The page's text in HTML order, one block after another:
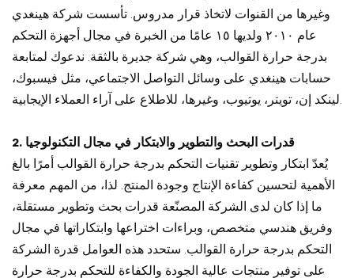
وغيرها من القنوات لاتخاذ قرار مدروس. تأسست شركة هينغدي
عام ٢٠١٠ ولديها ١٥ عامًا من الخبرة في مجال أجهزة التحكم
بدرجة حرارة القوالب، وهي شركة جديرة بالثقة. ندعوك لمتابعة
حسابات هينغدي على وسائل التواصل الاجتماعي، مثل فيسبوك،
2. قدرات البحث والتطوير والابتكار في مجال التكنولوجيا
يُعدّ ابتكار وتطوير تقنيات التحكم بدرجة حرارة القوالب أمرًا بالغ
الأهمية لتحسين كفاءة الإنتاج وجودة المنتج. لذا، من المهم معرفة
ما إذا كان لدى الشركة المصنّعة قدرات بحث وتطوير مستقلة،
وفريق هندسي متخصص، وبراءات اختراعها وابتكاراتها في مجال
التحكم بدرجة حرارة القوالب. ستحدد هذه العوامل قدرة الشركة
على توفير منتجات عالية الجودة والكفاءة للتحكم بدرجة حرارة